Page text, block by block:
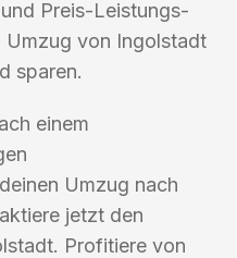
Preis-Leistungs-
Umzug von Ingolstadt
sparen.
einem
Umzug nach
jetzt den
Profitiere von